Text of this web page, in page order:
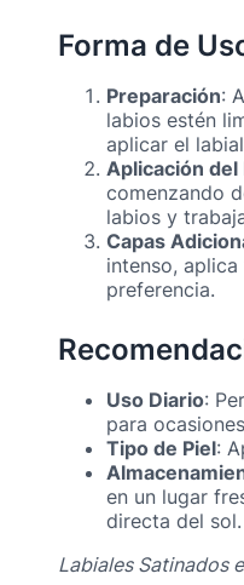
Forma de
Preparación:
labios estén
aplicar el
Aplicación del
comenzando
labios y
Capas
intenso,
preferencia.
Uso Diario:
para
Tipo de Piel:
en un lugar
directa del sol.
Labiales Satinados